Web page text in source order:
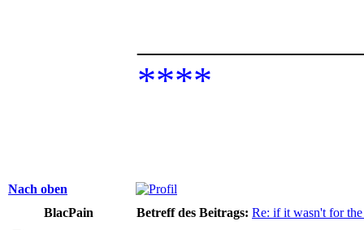
****
Nach oben
BlacPain
Betreff des Beitrags: Re: if it wasn't for